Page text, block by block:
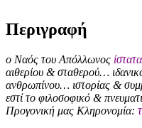
Περιγραφή
ο Ναός του Απόλλωνος
αιθερίου & σταθερού…
ανθρωπίνου… ιστορίας &
εστί το φιλοσοφικό &
Προγονική μας Κληρονομία: